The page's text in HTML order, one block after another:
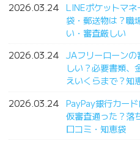
2026.03.24 LINEポケットマ
袋・郵送物は？職
い・審査厳しい
2026.03.24 JAフリーローン
しい？必要書類、
えいくらまで？知
2026.03.24 PayPay銀行カー
仮審査通った？落
口コミ・知恵袋